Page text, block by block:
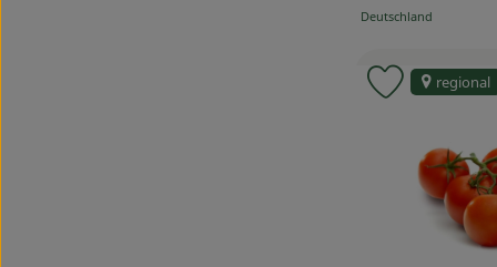
, Herkunft:
Deutschland
regional
Produkt